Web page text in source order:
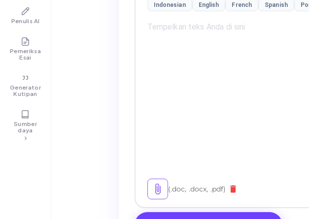
Penulis AI
Pemeriksa
Esai
Generator
Kutipan
Sumber
daya
Indonesian English French Spanish
(.doc, .docx, .pdf)